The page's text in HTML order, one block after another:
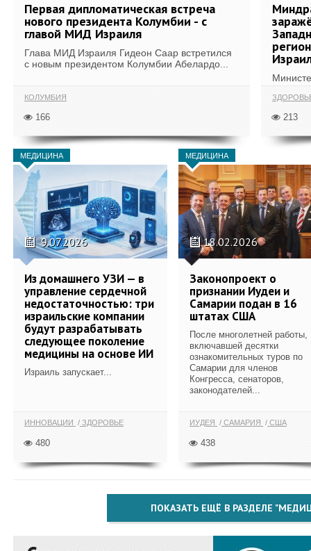
Первая дипломатическая встреча
нового президента Колумбии - с
главой МИД Израиля
Глава МИД Израиля Гидеон Саар встретился
с новым президентом Колумбии Абелардо...
КОЛУМБИЯ
166 213
МЕДИЦИНА
9.07.2026
Из домашнего УЗИ — в
управление сердечной
недостаточностью: три
израильские компании
будут разрабатывать
следующее поколение
медицины на основе ИИ
Израиль запускает...
ИННОВАЦИИ ЗДОРОВЬЕ
480
МЕДИЦИНА
18.02.2026
Законопроект о
признании Иудеи и
Самарии подан в 16
штатах США
После многолетней работы,
включавшей десятки
ознакомительных туров по
Самарии для членов
Конгресса, сенаторов,
законодателей...
ИУДЕЯ САМАРИЯ США
438
ПОКАЗАТЬ ЕЩЁ В РАЗДЕЛЕ